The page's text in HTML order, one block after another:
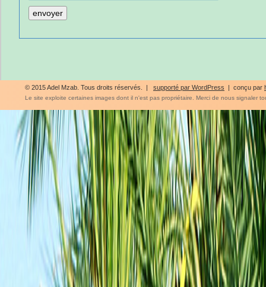
© 2015 Adel Mzab. Tous droits réservés. | supporté par WordPress | conçu par
Le site exploite certaines images dont il n'est pas propriétaire. Merci de nous signaler